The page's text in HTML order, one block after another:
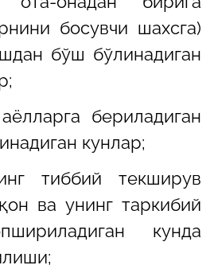
босувчи шахсга)
бўш бўлинадиган
бериладиган
кунлар;
тиббий текширув
ва унинг таркибий
кунда